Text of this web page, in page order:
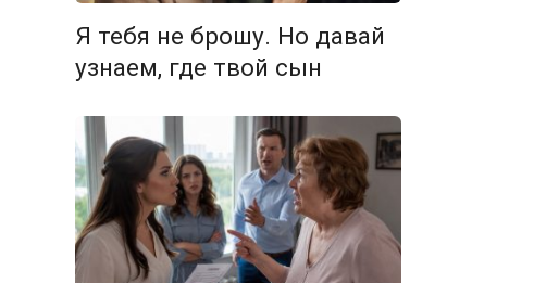
Я тебя не брошу. Но давай
узнаем, где твой сын